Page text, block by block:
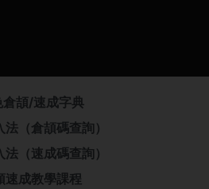
倉頡/速成字典
（倉頡碼查詢）
（速成碼查詢）
速成教學課程